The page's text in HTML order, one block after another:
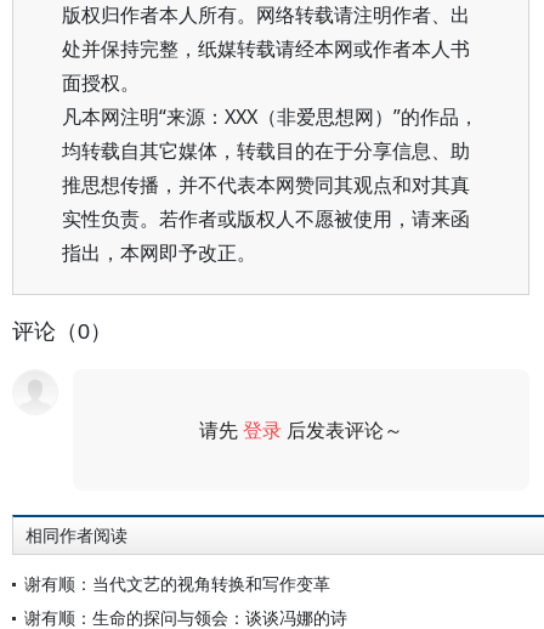
版权归作者本人所有。网络转载请注明作者、出
处并保持完整，纸媒转载请经本网或作者本人书
面授权。
凡本网注明“来源：XXX（非爱思想网）”的作品，
均转载自其它媒体，转载目的在于分享信息、助
推思想传播，并不代表本网赞同其观点和对其真
实性负责。若作者或版权人不愿被使用，请来函
指出，本网即予改正。
评论（0）
请先登录 后发表评论～
相同作者阅读
谢有顺：当代文艺的视角转换和写作变革
谢有顺：生命的探问与领会：谈谈冯娜的诗